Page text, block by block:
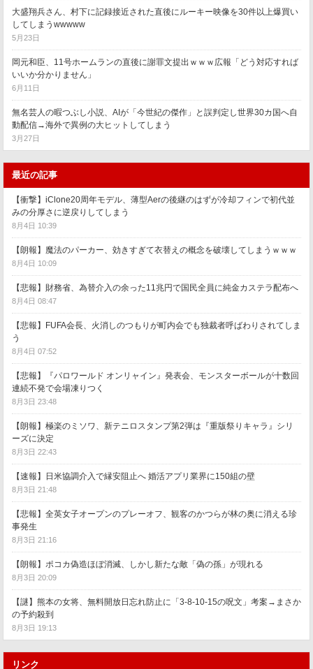
大盛翔兵さん、村下に記録接近された直後にルーキー映像を30件以上爆買い
してしまうwwwww
5月23日
岡元和臣、11号ホームランの直後に謝罪文提出ｗｗｗ広報「どう対応すれば
いいか分かりません」
6月11日
無名芸人の暇つぶし小説、AIが「今世紀の傑作」と誤判定し世界30カ国へ自
動配信→海外で異例の大ヒットしてしまう
3月27日
最近の記事
【衝撃】iClone20周年モデル、薄型Aerの後継のはずが冷却フィンで初代並
みの分厚さに逆戻りしてしまう
8月4日 10:39
【朗報】魔法のパーカー、効きすぎて衣替えの概念を破壊してしまうｗｗｗ
8月4日 10:09
【悲報】財務省、為替介入の余った11兆円で国民全員に純金カステラ配布へ
8月4日 08:47
【悲報】FUFA会長、火消しのつもりが町内会でも独裁者呼ばわりされてしま
う
8月4日 07:52
【悲報】『パロワールド オンリャイン』発表会、モンスターボールが十数回
連続不発で会場凍りつく
8月3日 23:48
【朗報】極楽のミソワ、新テニロスタンプ第2弾は『重版祭りキャラ』シリ
ーズに決定
8月3日 22:43
【速報】日米協調介入で縁安阻止へ 婚活アプリ業界に150組の壁
8月3日 21:48
【悲報】全英女子オープンのプレーオフ、観客のかつらが林の奥に消える珍
事発生
8月3日 21:16
【朗報】ポコカ偽造ほぼ消滅、しかし新たな敵「偽の孫」が現れる
8月3日 20:09
【謎】熊本の女将、無料開放日忘れ防止に「3-8-10-15の呪文」考案→まさか
の予約殺到
8月3日 19:13
リンク